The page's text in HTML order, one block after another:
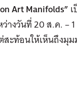
Art Manifolds”
างวันที่ 20 ส.ค. –
ะท้อนให้เห็นถึงมุ